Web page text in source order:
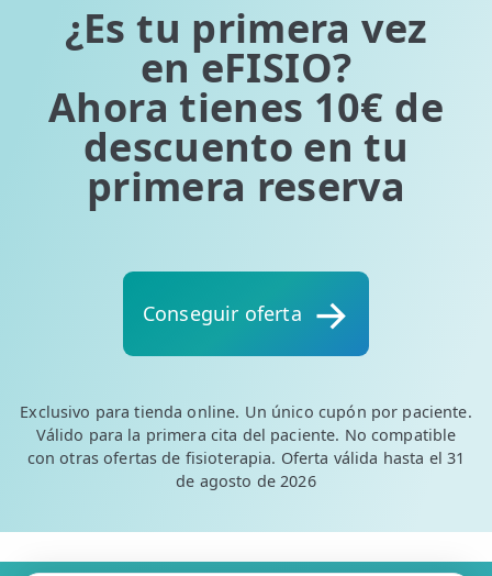
¿Es tu primera vez
en eFISIO?
Ahora tienes 10€ de
descuento en tu
primera reserva
Conseguir oferta
Exclusivo para tienda online. Un único cupón por paciente.
Válido para la primera cita del paciente. No compatible
con otras ofertas de fisioterapia. Oferta válida hasta el 31
de agosto de 2026